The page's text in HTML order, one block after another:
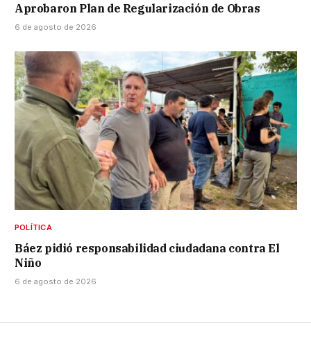
Aprobaron Plan de Regularización de Obras
6 de agosto de 2026
POLÍTICA
Báez pidió responsabilidad ciudadana contra El
Niño
6 de agosto de 2026